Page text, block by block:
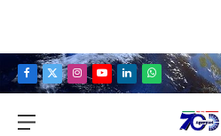
Facebook
X
Instagram
YouTubeLinkedInWhatsApp